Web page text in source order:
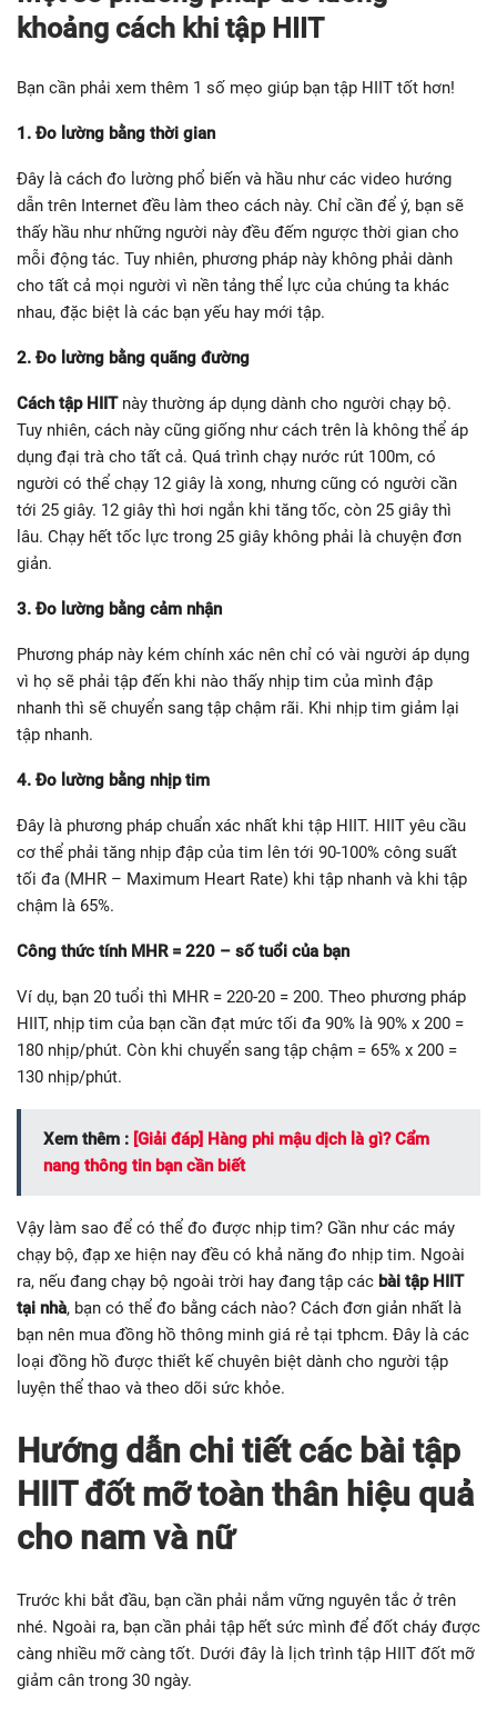
khoảng cách khi tập HIIT
Bạn cần phải xem thêm 1 số mẹo giúp bạn tập HIIT tốt hơn!
1. Đo lường bằng thời gian
Đây là cách đo lường phổ biến và hầu như các video hướng
dẫn trên Internet đều làm theo cách này. Chỉ cần để ý, bạn sẽ
thấy hầu như những người này đều đếm ngược thời gian cho
mỗi động tác. Tuy nhiên, phương pháp này không phải dành
cho tất cả mọi người vì nền tảng thể lực của chúng ta khác
nhau, đặc biệt là các bạn yếu hay mới tập.
2. Đo lường bằng quãng đường
Cách tập HIITnày thường áp dụng dành cho người chạy bộ.
Tuy nhiên, cách này cũng giống như cách trên là không thể áp
dụng đại trà cho tất cả. Quá trình chạy nước rút 100m, có
người có thể chạy 12 giây là xong, nhưng cũng có người cần
tới 25 giây. 12 giây thì hơi ngắn khi tăng tốc, còn 25 giây thì
lâu. Chạy hết tốc lực trong 25 giây không phải là chuyện đơn
giản.
3. Đo lường bằng cảm nhận
Phương pháp này kém chính xác nên chỉ có vài người áp dụng
vì họ sẽ phải tập đến khi nào thấy nhịp tim của mình đập
nhanh thì sẽ chuyển sang tập chậm rãi. Khi nhịp tim giảm lại
tập nhanh.
4. Đo lường bằng nhịp tim
Đây là phương pháp chuẩn xác nhất khi tập HIIT. HIIT yêu cầu
cơ thể phải tăng nhịp đập của tim lên tới 90-100% công suất
tối đa (MHR – Maximum Heart Rate) khi tập nhanh và khi tập
chậm là 65%.
Công thức tính MHR = 220 – số tuổi của bạn
Ví dụ, bạn 20 tuổi thì MHR = 220-20 = 200. Theo phương pháp
HIIT, nhịp tim của bạn cần đạt mức tối đa 90% là 90% x 200 =
180 nhịp/phút. Còn khi chuyển sang tập chậm = 65% x 200 =
130 nhịp/phút.
Xem thêm : [Giải đáp] Hàng phi mậu dịch là gì? Cẩm
nang thông tin bạn cần biết
Vậy làm sao để có thể đo được nhịp tim? Gần như các máy
chạy bộ, đạp xe hiện nay đều có khả năng đo nhịp tim. Ngoài
ra, nếu đang chạy bộ ngoài trời hay đang tập các bài tập HIIT
tại nhà, bạn có thể đo bằng cách nào? Cách đơn giản nhất là
bạn nên mua đồng hồ thông minh giá rẻ tại tphcm. Đây là các
loại đồng hồ được thiết kế chuyên biệt dành cho người tập
luyện thể thao và theo dõi sức khỏe.
Hướng dẫn chi tiết các bài tập
HIIT đốt mỡ toàn thân hiệu quả
cho nam và nữ
Trước khi bắt đầu, bạn cần phải nắm vững nguyên tắc ở trên
nhé. Ngoài ra, bạn cần phải tập hết sức mình để đốt cháy được
càng nhiều mỡ càng tốt. Dưới đây là lịch trình tập HIIT đốt mỡ
giảm cân trong 30 ngày.